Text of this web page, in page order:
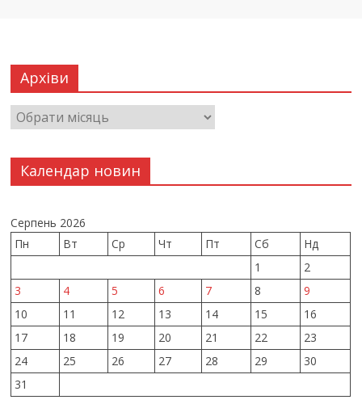
Архіви
Календар новин
Серпень 2026
Пн
Вт Ср Чт Пт Сб
Нд
1
2
3
4 5 6 7 8
9
10
11 12 13 14 15
16
17
18 19 20 21 22
23
24
25 26 27 28 29
30
31